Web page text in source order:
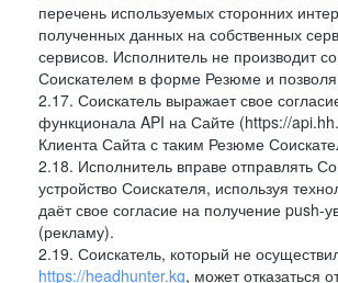
перечень используемых сторонних
полученных данных на собственных
сервисов. Исполнитель не производит
Соискателем в форме Резюме и
2.17. Соискатель выражает свое
функционала API на Сайте (https://
Клиента Сайта с таким Резюме
2.18. Исполнитель вправе отправлять
устройство Соискателя, используя
даёт свое согласие на получение
(рекламу).
2.19. Соискатель, который не
https://headhunter.kg, может отказаться